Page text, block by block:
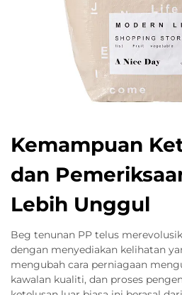
Kemampuan
dan
Lebih Unggul
Beg tenunan PP telus
dengan menyediakan kelihatan
mengubah cara perniagaan
kawalan kualiti, dan proses